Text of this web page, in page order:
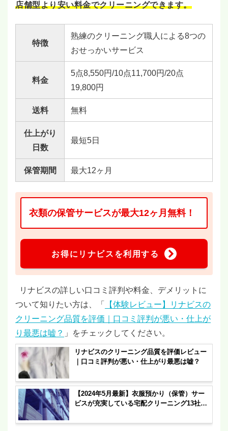
店舗型より安い料金でクリーニングできます。
特徴
熟練のクリーニング職人による8つの
おせっかいサービス
料金
5点8,550円/10点11,700円/20点
19,800円
送料 無料
仕上がり
日数
最短5日
保管期間 最大12ヶ月
衣類の保管サービスが最大12ヶ月無料！
お得にリナビスを利用する
リナビスの詳しい口コミ評判や料金、デメリットに
ついて知りたい方は、「
【体験レビュー】リナビスの
クリーニング品質を評価｜口コミ評判が悪い・仕上が
り最悪は嘘？
」をチェックしてください。
リナビスのクリーニング品質を評価レビュー
｜口コミ評判が悪い・仕上がり最悪は嘘？
【2024年5月最新】衣服預かり（保管）サー
ビスが充実している宅配クリーニング13社を